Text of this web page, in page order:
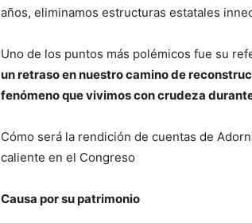
años, eliminamos estructuras estatales
Uno de los puntos más polémicos fue su
un retraso en nuestro camino de
fenómeno que vivimos con crudeza
Cómo será la rendición de cuentas de
caliente en el Congreso
Causa por su patrimonio